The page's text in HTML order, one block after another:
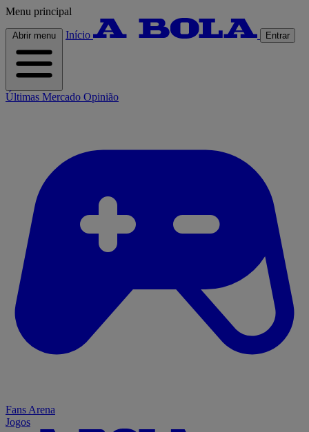
Menu principal
Abrir menu Início Entrar
Últimas Mercado Opinião
Fans Arena
Jogos